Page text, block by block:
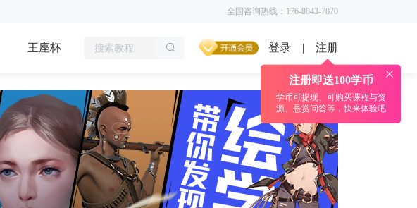
全国咨询热线：176-8843-7870
王座杯 登录 |
注册即送100学币
学币可提现、可购买课程与资
源、悬赏问答等，快来体验吧
注册